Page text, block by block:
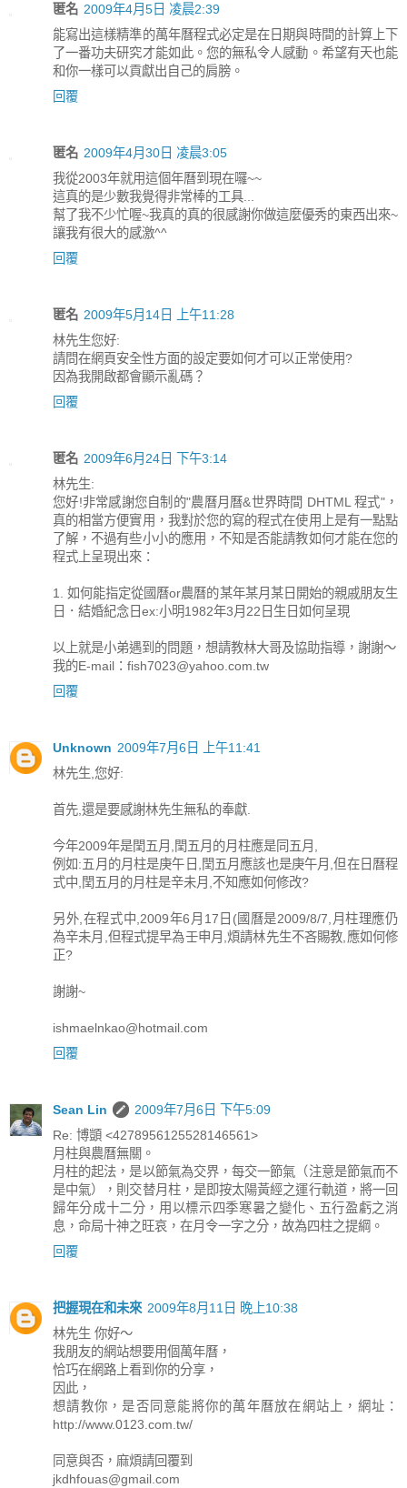
匿名 2009年4月5日 凌晨2:39
能寫出這樣精準的萬年曆程式必定是在日期與時間的計算上下
了一番功夫研究才能如此。您的無私令人感動。希望有天也能
和你一樣可以貢獻出自己的肩膀。
回覆
匿名 2009年4月30日 凌晨3:05
我從2003年就用這個年曆到現在囉~~
這真的是少數我覺得非常棒的工具...
幫了我不少忙喔~我真的真的很感謝你做這麼優秀的東西出來~
讓我有很大的感激^^
回覆
匿名 2009年5月14日 上午11:28
林先生您好:
請問在網頁安全性方面的設定要如何才可以正常使用?
因為我開啟都會顯示亂碼？
回覆
匿名 2009年6月24日 下午3:14
林先生:
您好!非常感謝您自制的"農曆月曆&世界時間 DHTML 程式"，
真的相當方便實用，我對於您的寫的程式在使用上是有一點點
了解，不過有些小小的應用，不知是否能請教如何才能在您的
程式上呈現出來：
1. 如何能指定從國曆or農曆的某年某月某日開始的親戚朋友生
日．結婚紀念日ex:小明1982年3月22日生日如何呈現
以上就是小弟遇到的問題，想請教林大哥及協助指導，謝謝～
我的E-mail：fish7023@yahoo.com.tw
回覆
Unknown 2009年7月6日 上午11:41
林先生,您好:
首先,還是要感謝林先生無私的奉獻.
今年2009年是閏五月,閏五月的月柱應是同五月,
例如:五月的月柱是庚午日,閏五月應該也是庚午月,但在日曆程
式中,閏五月的月柱是辛未月,不知應如何修改?
另外,在程式中,2009年6月17日(國曆是2009/8/7,月柱理應仍
為辛未月,但程式提早為壬申月,煩請林先生不吝賜教,應如何修
正?
謝謝~
ishmaelnkao@hotmail.com
回覆
Sean Lin
2009年7月6日 下午5:09
Re: 博顗 <4278956125528146561>
月柱與農曆無關。
月柱的起法，是以節氣為交界，每交一節氣（注意是節氣而不
是中氣），則交替月柱，是即按太陽黃經之運行軌道，將一回
歸年分成十二分，用以標示四季寒暑之變化、五行盈虧之消
息，命局十神之旺哀，在月令一字之分，故為四柱之提綱。
回覆
把握現在和未來 2009年8月11日 晚上10:38
林先生 你好～
我朋友的網站想要用個萬年曆，
恰巧在網路上看到你的分享，
因此，
想請教你，是否同意能將你的萬年曆放在網站上，網址：
http://www.0123.com.tw/
同意與否，麻煩請回覆到
jkdhfouas@gmail.com